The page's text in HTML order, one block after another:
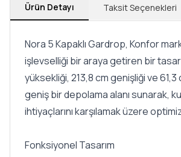
Ürün Detayı Taksit Seçenekleri
Nora 5 Kapaklı Gardrop, Konfor
işlevselliği bir araya getiren bir
yüksekliği, 213,8 cm genişliği ve 61,3
geniş bir depolama alanı sunarak,
ihtiyaçlarını karşılamak üzere
Fonksiyonel Tasarım